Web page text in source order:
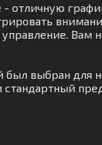
- отличную
был выбран